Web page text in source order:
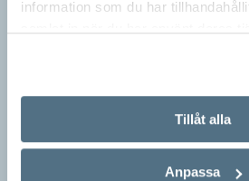
information som du har
Tillåt alla
Anpassa